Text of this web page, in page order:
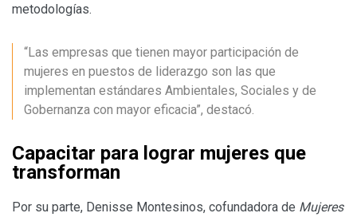
metodologías.
“Las empresas que tienen mayor participación de
mujeres en puestos de liderazgo son las que
implementan estándares Ambientales, Sociales y de
Gobernanza con mayor eficacia”, destacó.
Capacitar para lograr mujeres que
transforman
Por su parte, Denisse Montesinos, cofundadora de Mujeres